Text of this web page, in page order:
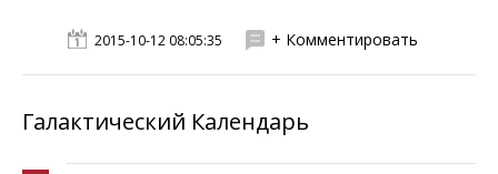
2015-10-12 08:05:35 + Комментировать
Галактический Календарь